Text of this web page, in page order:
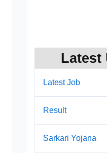
Latest
Latest Job
Result
Sarkari Yojana